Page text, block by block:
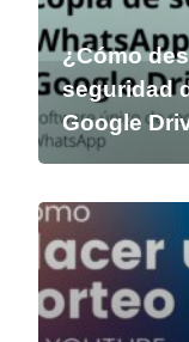
¿Cómo
seguridad
Google